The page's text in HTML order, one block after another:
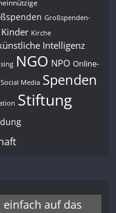
Großspenden-
Kinder Kirche
Intelligenz
NGO NPO Online-
Social Media Spenden
Stiftung
einfach auf das